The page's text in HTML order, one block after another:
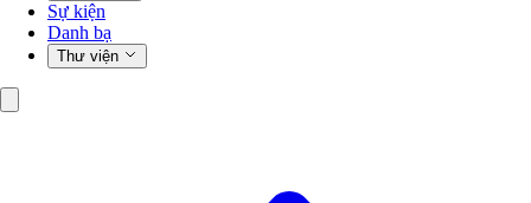
Sự kiện
Danh bạ
Thư viện